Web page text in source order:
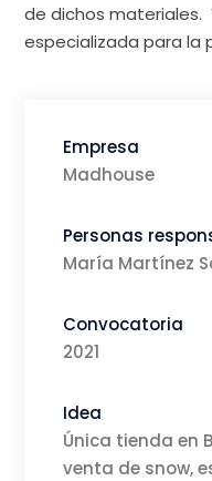
de dichos materiales.
especializada para
Empresa
Madhouse
Personas
María Martínez
Convocatoria
2021
Idea
Única tienda en
venta de snow,